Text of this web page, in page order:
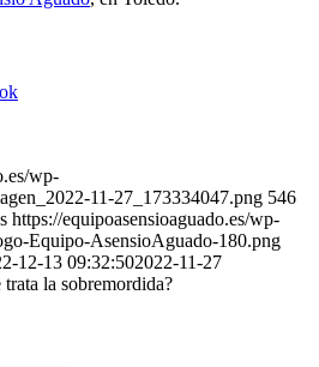
wp-
11-27_173334047.png 546
https://equipoasensioaguado.es/wp-
Equipo-AsensioAguado-180.png
12-13 09:32:502022-11-27
trata la sobremordida?